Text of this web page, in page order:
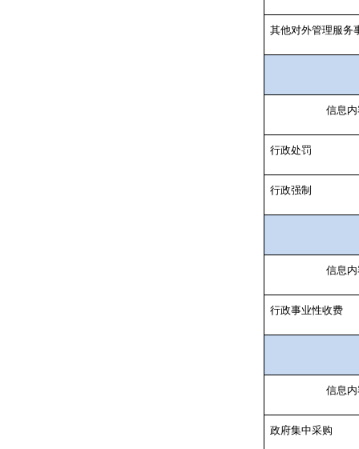
其他对外管理服务
信息
行政处罚
行政强制
信息
行政事业性收费
信息
政府集中采购